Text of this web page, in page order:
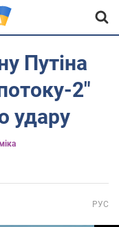
Путіна
2"
удару
РУС